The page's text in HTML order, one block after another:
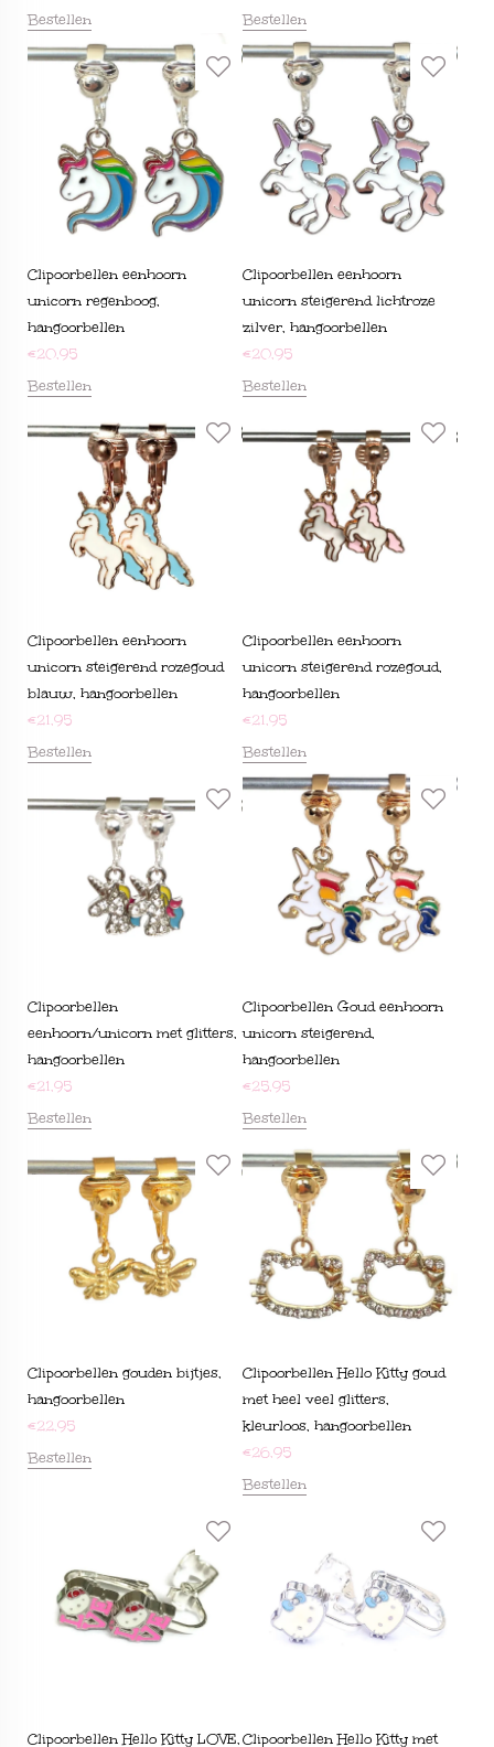
Bestellen
Bestellen
Clipoorbellen eenhoorn
unicorn regenboog,
hangoorbellen
€20,95
Bestellen
Clipoorbellen eenhoorn
unicorn steigerend lichtroze
zilver, hangoorbellen
€20,95
Bestellen
Clipoorbellen eenhoorn
unicorn steigerend rozegoud
blauw, hangoorbellen
€21,95
Bestellen
Clipoorbellen eenhoorn
unicorn steigerend rozegoud,
hangoorbellen
€21,95
Bestellen
Clipoorbellen
eenhoorn/unicorn met glitters,
hangoorbellen
€21,95
Bestellen
Clipoorbellen Goud eenhoorn
unicorn steigerend,
hangoorbellen
€25,95
Bestellen
Clipoorbellen gouden bijtjes,
hangoorbellen
€22,95
Bestellen
Clipoorbellen Hello Kitty goud
met heel veel glitters,
kleurloos, hangoorbellen
€26,95
Bestellen
Clipoorbellen Hello Kitty LOVE,Clipoorbellen Hello Kitty met